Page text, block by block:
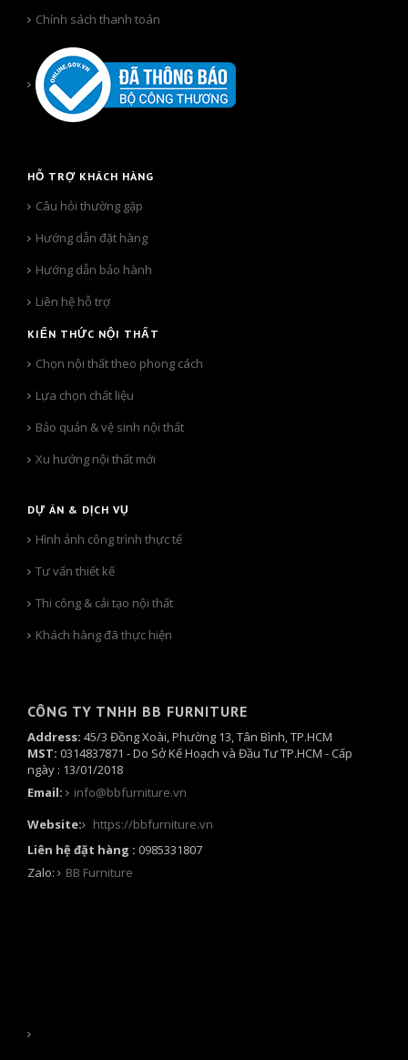
Chính sách thanh toán
HỖ TRỢ KHÁCH HÀNG
Câu hỏi thường gặp
Hướng dẫn đặt hàng
Hướng dẫn bảo hành
Liên hệ hỗ trợ
KIẾN THỨC NỘI THẤT
Chọn nội thất theo phong cách
Lựa chọn chất liệu
Bảo quản & vệ sinh nội thất
Xu hướng nội thất mới
DỰ ÁN & DỊCH VỤ
Hình ảnh công trình thực tế
Tư vấn thiết kế
Thi công & cải tạo nội thất
Khách hàng đã thực hiện
CÔNG TY TNHH BB FURNITURE
Address: 45/3 Đồng Xoài, Phường 13, Tân Bình, TP.HCM
MST: 0314837871 -Do Sở Kế Hoạch và Đầu Tư TP.HCM - Cấp
ngày : 13/01/2018
Email:
info@bbfurniture.vn
Website:
https://bbfurniture.vn
Liên hệ đặt hàng : 0985331807
Zalo:
BB Furniture